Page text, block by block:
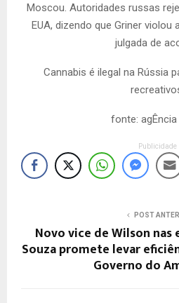
Moscou. Autoridades russas
EUA, dizendo que Griner violou
julgada de
Cannabis é ilegal na Rússia
fonte: agÊncia
Publicidade
POST
Novo vice de Wilson nas
Souza promete levar
Governo do